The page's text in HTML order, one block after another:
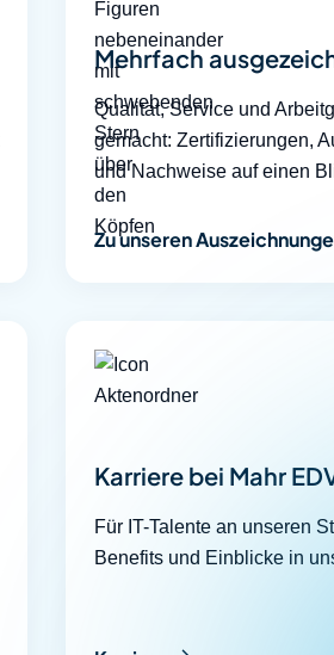
Mehrfach
Qualität, Service und
gemacht: Zertifizierungen,
und Nachweise auf einen
Zu unseren
Karriere bei Mahr
Für IT-Talente an unseren
Benefits und Einblicke in